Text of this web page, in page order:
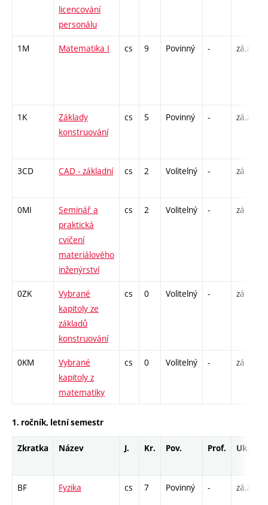
licencování
personálu
1M Matematika I cs 9 Povinný - zá,zk
1K
Základy
konstruování
cs 5 Povinný - zá,zk
3CD CAD - základní cs 2 Volitelný - zá
0MI
Seminář a
praktická
cvičení
materiálového
inženýrství
cs 2 Volitelný - zá
0ZK
Vybrané
kapitoly ze
základů
konstruování
cs 0 Volitelný - zá
0KM
Vybrané
kapitoly z
matematiky
cs 0 Volitelný - zá
1. ročník, letní semestr
Zkratka Název J. Kr. Pov. Prof. Uk.
BF Fyzika cs 7 Povinný - zá,zk